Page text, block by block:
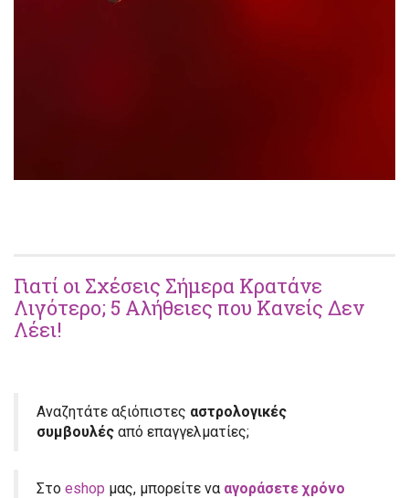
Γιατί οι Σχέσεις Σήμερα Κρατάνε
Λιγότερο; 5 Αλήθειες που Κανείς Δεν
Λέει!
Αναζητάτε αξιόπιστες αστρολογικές
συμβουλές από επαγγελματίες;
Στο eshop μας, μπορείτε να αγοράσετε χρόνο